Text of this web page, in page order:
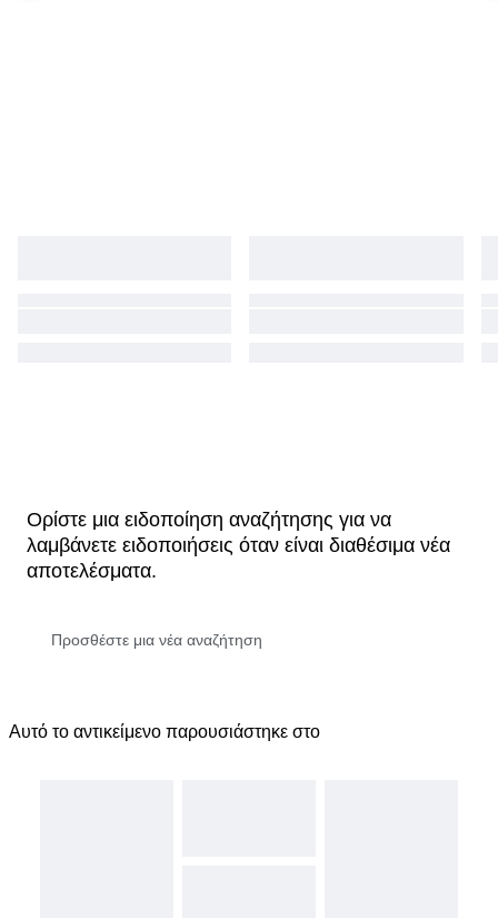
Ορίστε μια ειδοποίηση αναζήτησης για να
λαμβάνετε ειδοποιήσεις όταν είναι διαθέσιμα νέα
αποτελέσματα.
Αυτό το αντικείμενο παρουσιάστηκε στο